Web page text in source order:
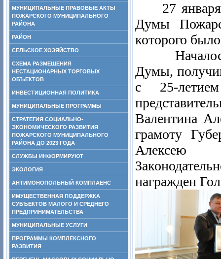
МУНИЦИПАЛЬНЫЕ ПРАВОВЫЕ АКТЫ
ПОЖАРСКОГО МУНИЦИПАЛЬНОГО
РАЙОНА
РАЙОН
СЕЛЬСКОЕ ХОЗЯЙСТВО
СХЕМА РАЗМЕЩЕНИЯ
НЕСТАЦИОНАРНЫХ ТОРГОВЫХ
ОБЪЕКТОВ
ИНВЕСТИЦИОННАЯ ПОЛИТИКА
МУНИЦИПАЛЬНЫЕ ПРОГРАММЫ
СТРАТЕГИЯ СОЦИАЛЬНО-
ЭКОНОМИЧЕСКОГО РАЗВИТИЯ
ПОЖАРСКОГО МУНИЦИПАЛЬНОГО
РАЙОНА ДО 2023 ГОДА
СЛУЖБЫ ИНФОРМИРУЮТ
ЭКОЛОГИЯ
АНТИМОНОПОЛЬНЫЙ КОМПЛАЕНС
ИМУЩЕСТВЕННАЯ ПОДДЕРЖКА
СУБЪЕКТОВ МАЛОГО И СРЕДНЕГО
ПРЕДПРИНИМАТЕЛЬСТВА
МУНИЦИПАЛЬНЫЕ УСЛУГИ
ПРОГРАММЫ КОМПЛЕКСНОГО
РАЗВИТИЯ
27 января
Думы
которого
Началось
Думы,
с 25-
Валентина
грамоту
Алексею
награжден